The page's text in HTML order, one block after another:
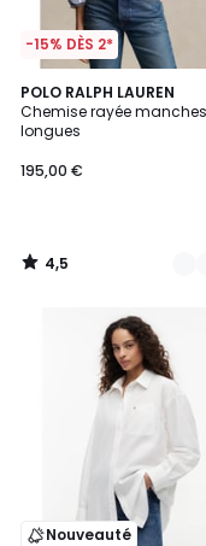
-15% DÈS 2*
POLO RALPH LAUREN
Chemise rayée manches
longues
195,00 €
4,5
/ 5
2
Couleurs
4,5
/
Nouveauté